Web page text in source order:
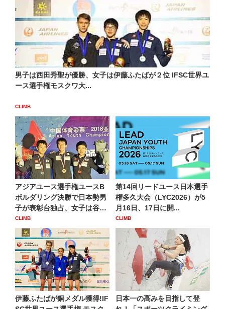
男子は西田秀聖が優勝、女子は伊藤ふたばが２位 IFSC世界ユ
ース選手権モスクワ大...
CLIMB
アジアユース選手権ユースB
ボルダリング決勝で日本勢男
子が表彰台独占、女子は谷井
菜...
CLIMB
第14回リードユース日本選手
権多久大会（LYC2026）が5
月16日、17日に開...
CLIMB
伊藤ふたばが銅メダル獲得!IF
日本一の高みを目指して登